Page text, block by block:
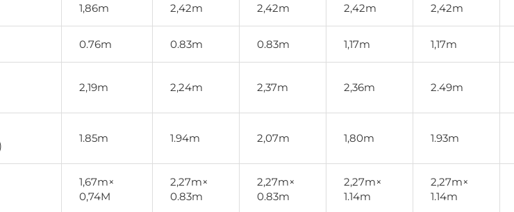
1,86m 2,42m 2,42m 2,42m 2,42m
0.76m 0.83m 0.83m 1,17m 1,17m
2,19m 2,24m 2,37m 2,36m 2.49m
1.85m 1.94m 2,07m 1,80m 1.93m
1,67m×
0,74M
2,27m×
0.83m
2,27m×
0.83m
2,27m×
1.14m
2,27m×
1.14m